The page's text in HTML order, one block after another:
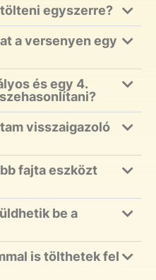
egyszerre?
a versenyen egy
és egy 4.
visszaigazoló
fajta eszközt
be a
is tölthetek fel